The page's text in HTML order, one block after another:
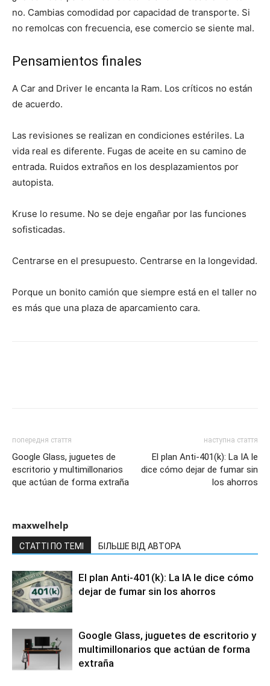
no. Cambias comodidad por capacidad de transporte. Si
no remolcas con frecuencia, ese comercio se siente mal.
Pensamientos finales
A Car and Driver le encanta la Ram. Los críticos no están
de acuerdo.
Las revisiones se realizan en condiciones estériles. La
vida real es diferente. Fugas de aceite en su camino de
entrada. Ruidos extraños en los desplazamientos por
autopista.
Kruse lo resume. No se deje engañar por las funciones
sofisticadas.
Centrarse en el presupuesto. Centrarse en la longevidad.
Porque un bonito camión que siempre está en el taller no
es más que una plaza de aparcamiento cara.
попередня стаття
Google Glass, juguetes de
escritorio y multimillonarios
que actúan de forma extraña
наступна стаття
El plan Anti-401(k): La IA le
dice cómo dejar de fumar sin
los ahorros
maxwelhelp
СТАТТІ ПО ТЕМІ БІЛЬШЕ ВІД АВТОРА
El plan Anti-401(k): La IA le dice cómo
dejar de fumar sin los ahorros
Google Glass, juguetes de escritorio y
multimillonarios que actúan de forma
extraña